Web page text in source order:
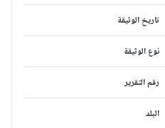
تاريخ الوثيقة
نوع الوثيقة
رقم التقرير
البلد